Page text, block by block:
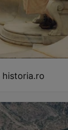
historia.ro